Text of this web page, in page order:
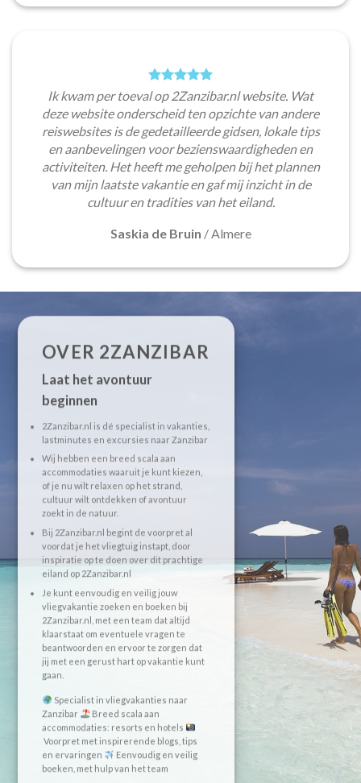
Ik kwam per toeval op 2Zanzibar.nl website. Wat
deze website onderscheid ten opzichte van andere
reiswebsites is de gedetailleerde gidsen, lokale tips
en aanbevelingen voor bezienswaardigheden en
activiteiten. Het heeft me geholpen bij het plannen
van mijn laatste vakantie en gaf mij inzicht in de
cultuur en tradities van het eiland.
Saskia de Bruin / Almere
OVER 2ZANZIBAR
Laat het avontuur
beginnen
2Zanzibar.nl is dé specialist in vakanties,
lastminutes en excursies naar Zanzibar
Wij hebben een breed scala aan
accommodaties waaruit je kunt kiezen,
of je nu wilt relaxen op het strand,
cultuur wilt ontdekken of avontuur
zoekt in de natuur.
Bij 2Zanzibar.nl begint de voorpret al
voordat je het vliegtuig instapt, door
inspiratie op te doen over dit prachtige
eiland op 2Zanzibar.nl
Je kunt eenvoudig en veilig jouw
vliegvakantie zoeken en boeken bij
2Zanzibar.nl, met een team dat altijd
klaarstaat om eventuele vragen te
beantwoorden en ervoor te zorgen dat
jij met een gerust hart op vakantie kunt
gaan.
Specialist in vliegvakanties naar
Zanzibar
Breed scala aan
accommodaties: resorts en hotels
Voorpret met inspirerende blogs, tips
en ervaringen
Eenvoudig en veilig
boeken, met hulp van het team